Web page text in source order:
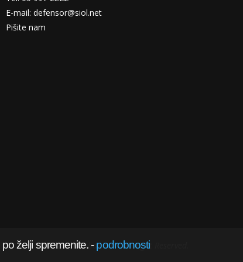
želji spremenite.-podrobnosti
E-mail: defensor@siol.net
Pišite nam
@2022 obramba.com - All Right Reserved.